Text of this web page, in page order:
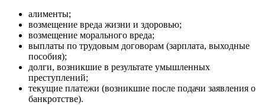
алименты;
возмещение вреда жизни и здоровью;
возмещение морального вреда;
выплаты по трудовым договорам (зарплата, выходные
пособия);
долги, возникшие в результате умышленных
преступлений;
текущие платежи (возникшие после подачи заявления о
банкротстве).